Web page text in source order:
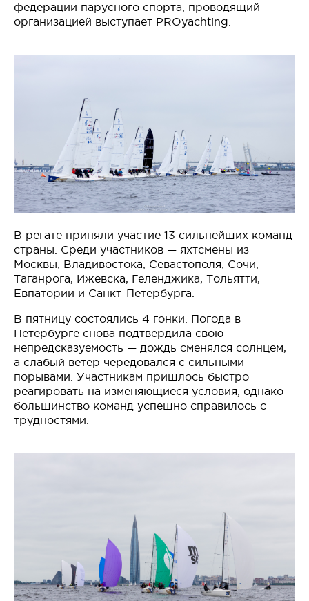
федерации парусного спорта, проводящий
организацией выступает PROyachting.
В регате приняли участие 13 сильнейших команд
страны. Среди участников — яхтсмены из
Москвы, Владивостока, Севастополя, Сочи,
Таганрога, Ижевска, Геленджика, Тольятти,
Евпатории и Санкт-Петербурга.
В пятницу состоялись 4 гонки. Погода в
Петербурге снова подтвердила свою
непредсказуемость — дождь сменялся солнцем,
а слабый ветер чередовался с сильными
порывами. Участникам пришлось быстро
реагировать на изменяющиеся условия, однако
большинство команд успешно справилось с
трудностями.